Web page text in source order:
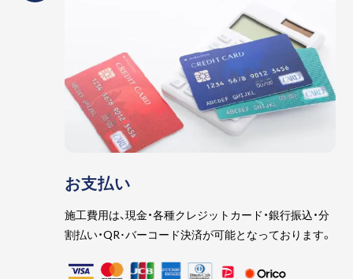
お支払い
施工費用は、現金・各種クレジットカード・銀行振込・分
割払い・QR･バーコード決済が可能となっております。